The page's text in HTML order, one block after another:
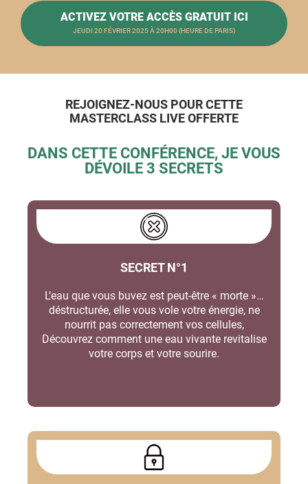
ACTIVEZ VOTRE ACCÈS GRATUIT ICI
JEUDI 20 FÉVRIER 2025 À 20H00 (HEURE DE PARIS)
REJOIGNEZ-NOUS POUR CETTE
MASTERCLASS LIVE OFFERTE
DANS CETTE CONFÉRENCE, JE VOUS
DÉVOILE 3 SECRETS
SECRET N°1
L’eau que vous buvez est peut-être « morte »…
déstructurée, elle vous vole votre énergie, ne
nourrit pas correctement vos cellules,
Découvrez comment une eau vivante revitalise
votre corps et votre sourire.